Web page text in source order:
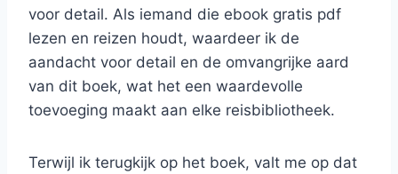
voor detail. Als iemand die ebook gratis pdf
lezen en reizen houdt, waardeer ik de
aandacht voor detail en de omvangrijke aard
van dit boek, wat het een waardevolle
toevoeging maakt aan elke reisbibliotheek.
Terwijl ik terugkijk op het boek, valt me op dat